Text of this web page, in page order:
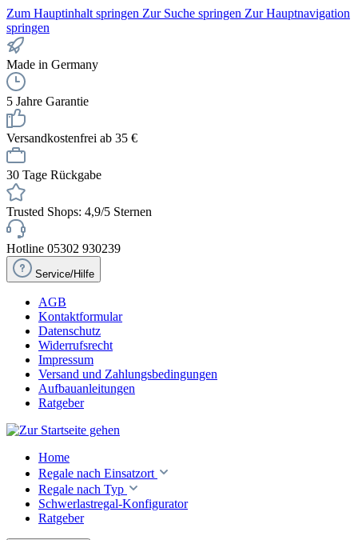
Zum Hauptinhalt springen Zur Suche springen Zur Hauptnavigation
springen
Made in Germany
5 Jahre Garantie
Versandkostenfrei ab 35 €
30 Tage Rückgabe
Trusted Shops: 4,9/5 Sternen
Hotline 05302 930239
Service/Hilfe
AGB
Kontaktformular
Datenschutz
Widerrufsrecht
Impressum
Versand und Zahlungsbedingungen
Aufbauanleitungen
Ratgeber
Home
Regale nach Einsatzort
Regale nach Typ
Schwerlastregal-Konfigurator
Ratgeber